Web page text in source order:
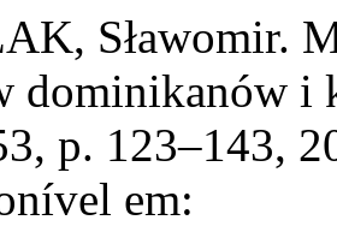
Sławomir.
dominikanów i
p. 123–143,
em: